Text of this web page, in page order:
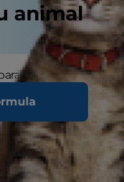
animal
a
suas muitas
a pressão
eliminam os
seu gato não